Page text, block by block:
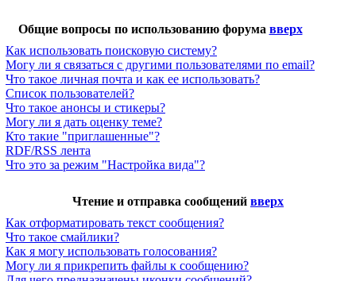
Общие вопросы по использованию форума вверх
Как использовать поисковую систему?
Могу ли я связаться с другими пользователями по email?
Что такое личная почта и как ее использовать?
Список пользователей?
Что такое анонсы и стикеры?
Могу ли я дать оценку теме?
Кто такие "приглашенные"?
RDF/RSS лента
Что это за режим "Настройка вида"?
Чтение и отправка сообщений вверх
Как отформатировать текст сообщения?
Что такое смайлики?
Как я могу использовать голосования?
Могу ли я прикрепить файлы к сообщению?